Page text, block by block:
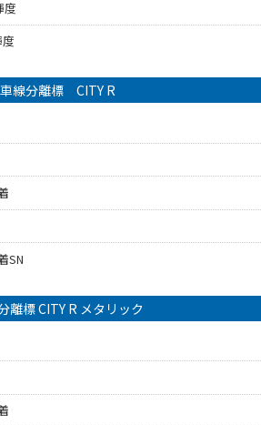
度
度
車線分離標 CITY R
SN
離標 CITY R メタリック